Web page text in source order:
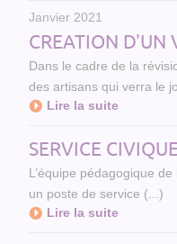
Janvier 2021
CREATION D'UN
Dans le cadre de la
des artisans qui verra le
Lire la suite
SERVICE
L’équipe pédagogique
un poste de service (...)
Lire la suite